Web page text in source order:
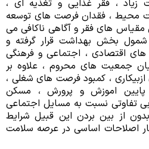
، فقر غذایی و تغذیه ای ،
محیط ، فقدان فرصت های توسعه
های فقر و آگاهی ناکافی می
شمول بخش بهداشت قرار گرفته و
های اقتصادی ، اجتماعی و فرهنگی
جمعیت های محروم ، علاوه بر
ازبیکاری ، کمبود فرصت های شغلی ،
اموزش و پرورش ، مسکن
تفاوتی نسبت به مسایل اجتماعی
بدون از بین بردن این قبیل شرایط
اصلاحات اساسی در عرصه سلامت